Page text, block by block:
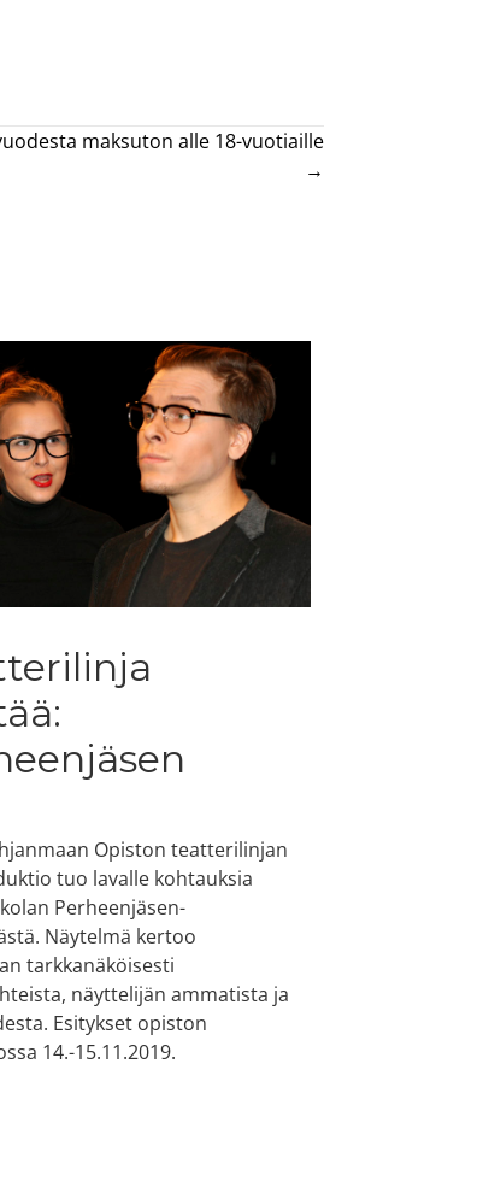
maksuton alle 18-vuotiaille
→
Opiston teatterilinjan
tuo lavalle kohtauksia
Perheenjäsen-
Näytelmä kertoo
tarkkanäköisesti
näyttelijän ammatista ja
Esitykset opiston
14.-15.11.2019.